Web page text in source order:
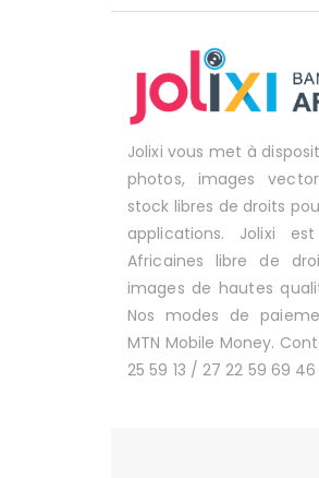
Jolixi vous met à
photos, images
stock libres de droits
applications. Jolixi
Africaines libre de
images de hautes
Nos modes de
MTN Mobile Money.
25 59 13 / 27 22 59 69 46